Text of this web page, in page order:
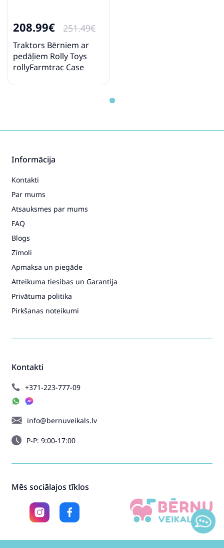
208.99€ 251.49€
Traktors Bērniem ar
pedāļiem Rolly Toys
rollyFarmtrac Case
Kontakti
+371-223-777-09
info@bernuveikals.lv
P-P: 9:00-17:00
Informācija
Kontakti
Par mums
Atsauksmes par mums
FAQ
Blogs
Zīmoli
Apmaksa un piegāde
Atteikuma tiesibas un Garantija
Privātuma politika
Pirkšanas noteikumi
Mēs sociālajos tīklos